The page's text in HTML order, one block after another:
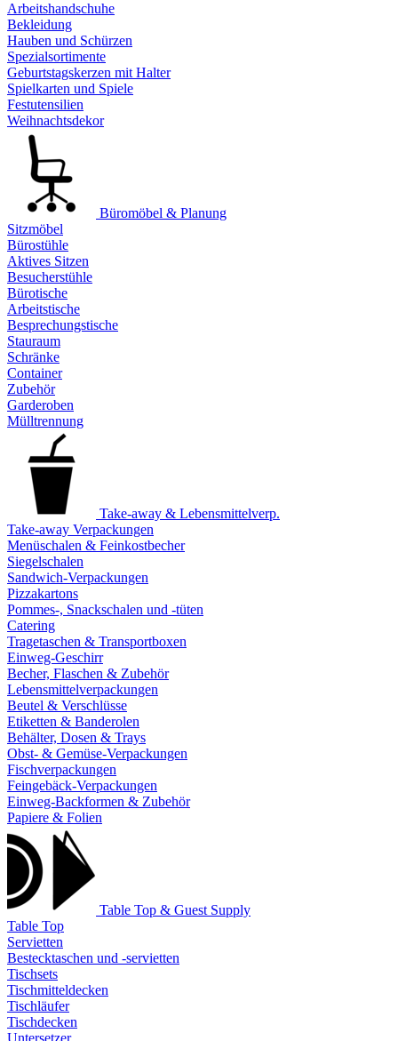
Arbeitshandschuhe
Bekleidung
Hauben und Schürzen
Spezialsortimente
Geburtstagskerzen mit Halter
Spielkarten und Spiele
Festutensilien
Weihnachtsdekor
Büromöbel & Planung
Sitzmöbel
Bürostühle
Aktives Sitzen
Besucherstühle
Bürotische
Arbeitstische
Besprechungstische
Stauraum
Schränke
Container
Zubehör
Garderoben
Mülltrennung
Take-away & Lebensmittelverp.
Take-away Verpackungen
Menüschalen & Feinkostbecher
Siegelschalen
Sandwich-Verpackungen
Pizzakartons
Pommes-, Snackschalen und -tüten
Catering
Tragetaschen & Transportboxen
Einweg-Geschirr
Becher, Flaschen & Zubehör
Lebensmittelverpackungen
Beutel & Verschlüsse
Etiketten & Banderolen
Behälter, Dosen & Trays
Obst- & Gemüse-Verpackungen
Fischverpackungen
Feingebäck-Verpackungen
Einweg-Backformen & Zubehör
Papiere & Folien
Table Top & Guest Supply
Table Top
Servietten
Bestecktaschen und -servietten
Tischsets
Tischmitteldecken
Tischläufer
Tischdecken